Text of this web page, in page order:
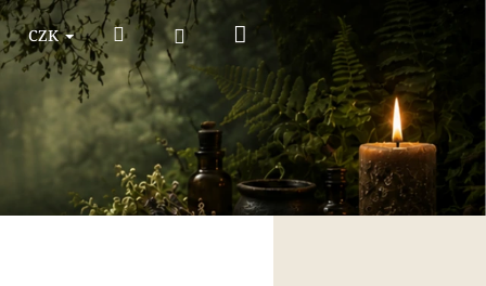
CZK HledatPřihlášeníNákupní
košík